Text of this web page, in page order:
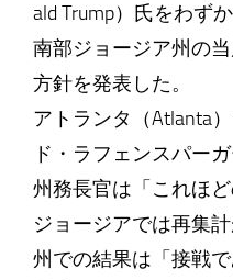
ald Trump）氏をわず
南部ジョージア州の
方針を発表した。
アトランタ（Atlanta
ド・ラフェンスパーガ
州務長官は「これほ
ジョージアでは再集
州での結果は「接戦